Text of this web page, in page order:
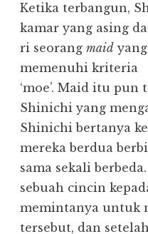
Ketika terbangun,
kamar yang asing
ri seorang maid
memenuhi kriteria
‘moe’. Maid itu
Shinichi yang
Shinichi bertanya
mereka berdua
sama sekali
sebuah cincin
memintanya untuk
tersebut, dan